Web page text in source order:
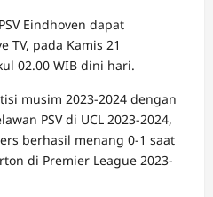
Eindhoven dapat
TV, pada Kamis 21
02.00 WIB dini hari.
musim 2023-2024 dengan
PSV di UCL 2023-2024,
berhasil menang 0-1 saat
di Premier League 2023-